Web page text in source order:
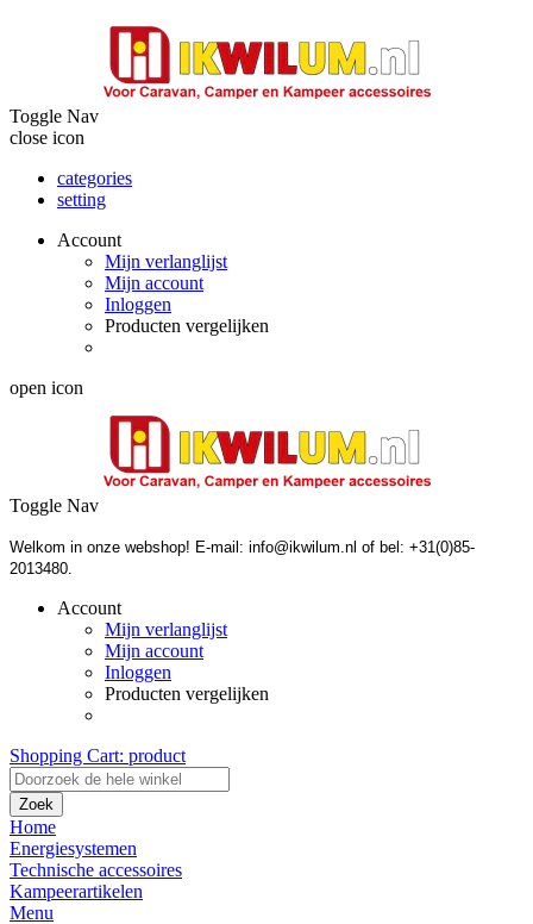
Toggle Nav
close icon
categories
setting
Account
Mijn verlanglijst
Mijn account
Inloggen
Producten vergelijken
open icon
Toggle Nav
Welkom in onze webshop! E-mail: info@ikwilum.nl of bel: +31(0)85-
2013480.
Account
Mijn verlanglijst
Mijn account
Inloggen
Producten vergelijken
Shopping Cart: product
Zoek
Home
Energiesystemen
Technische accessoires
Kampeerartikelen
Menu